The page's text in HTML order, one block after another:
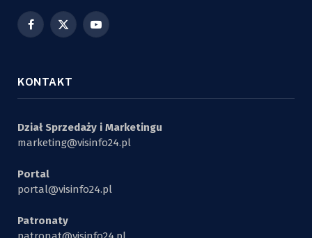
Facebook
X
YouTube
KONTAKT
Dział Sprzedaży i Marketingu
marketing@visinfo24.pl
Portal
portal@visinfo24.pl
Patronaty